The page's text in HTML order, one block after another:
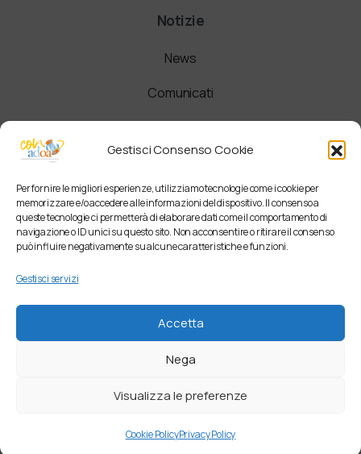
Gestisci Consenso Cookie
Per fornire le migliori esperienze, utilizziamo tecnologie come i cookie per
memorizzare e/o accedere alle informazioni del dispositivo. Il consenso a
queste tecnologie ci permetterà di elaborare dati come il comportamento di
navigazione o ID unici su questo sito. Non acconsentire o ritirare il consenso
può influire negativamente su alcune caratteristiche e funzioni.
Gestisci servizi
Accetta
Nega
Visualizza le preferenze
Cookie PolicyPrivacy Policy
Notizie
News
Comunicati